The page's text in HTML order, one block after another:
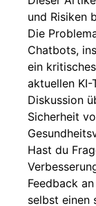
und Risiken
Die
Chatbots,
ein
aktuellen
Diskussion
Sicherheit
Hast du
Feedback
selbst einen